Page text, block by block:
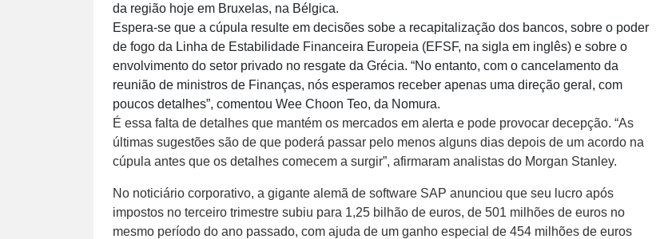
da região hoje em Bruxelas, na Bélgica.
Espera-se que a cúpula resulte em decisões sobe a recapitalização dos bancos, sobre o poder
de fogo da Linha de Estabilidade Financeira Europeia (EFSF, na sigla em inglês) e sobre o
envolvimento do setor privado no resgate da Grécia. “No entanto, com o cancelamento da
reunião de ministros de Finanças, nós esperamos receber apenas uma direção geral, com
poucos detalhes”, comentou Wee Choon Teo, da Nomura.
É essa falta de detalhes que mantém os mercados em alerta e pode provocar decepção. “As
últimas sugestões são de que poderá passar pelo menos alguns dias depois de um acordo na
cúpula antes que os detalhes comecem a surgir”, afirmaram analistas do Morgan Stanley.
No noticiário corporativo, a gigante alemã de software SAP anunciou que seu lucro após
impostos no terceiro trimestre subiu para 1,25 bilhão de euros, de 501 milhões de euros no
mesmo período do ano passado, com ajuda de um ganho especial de 454 milhões de euros